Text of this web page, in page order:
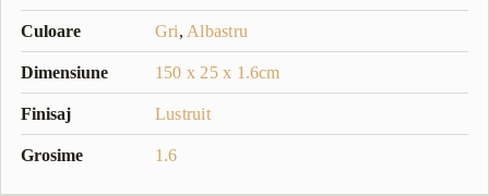
Culoare Gri, Albastru
Dimensiune 150 x 25 x 1.6cm
Finisaj Lustruit
Grosime 1.6